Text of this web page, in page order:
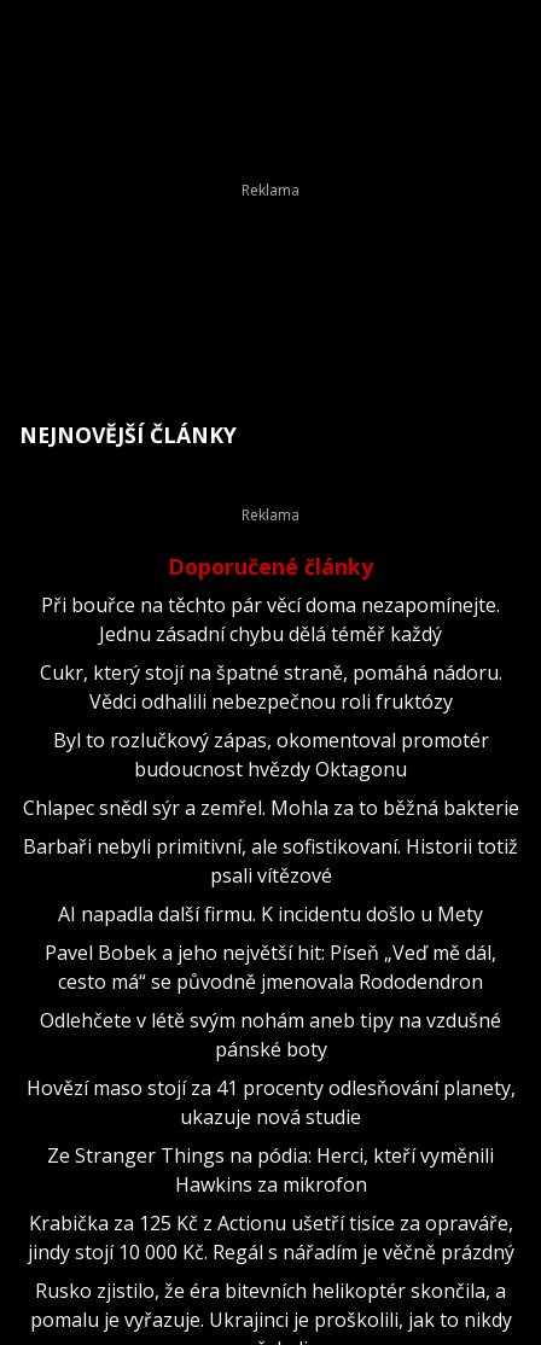
NEJNOVĚJŠÍ ČLÁNKY
Doporučené články
Při bouřce na těchto pár věcí doma nezapomínejte.
Jednu zásadní chybu dělá téměř každý
Cukr, který stojí na špatné straně, pomáhá nádoru.
Vědci odhalili nebezpečnou roli fruktózy
Byl to rozlučkový zápas, okomentoval promotér
budoucnost hvězdy Oktagonu
Chlapec snědl sýr a zemřel. Mohla za to běžná bakterie
Barbaři nebyli primitivní, ale sofistikovaní. Historii totiž
psali vítězové
AI napadla další firmu. K incidentu došlo u Mety
Pavel Bobek a jeho největší hit: Píseň „Veď mě dál,
cesto má“ se původně jmenovala Rododendron
Odlehčete v létě svým nohám aneb tipy na vzdušné
pánské boty
Hovězí maso stojí za 41 procenty odlesňování planety,
ukazuje nová studie
Ze Stranger Things na pódia: Herci, kteří vyměnili
Hawkins za mikrofon
Krabička za 125 Kč z Actionu ušetří tisíce za opraváře,
jindy stojí 10 000 Kč. Regál s nářadím je věčně prázdný
Rusko zjistilo, že éra bitevních helikoptér skončila, a
pomalu je vyřazuje. Ukrajinci je proškolili, jak to nikdy